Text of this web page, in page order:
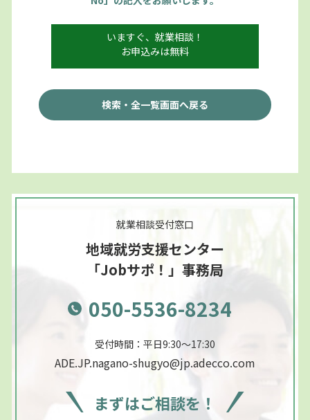
いますぐ、就業相談！
お申込みは無料
検索・全一覧画面へ戻る
就業相談受付窓口
地域就労支援センター
「Jobサポ！」事務局
050-5536-8234
受付時間：平日9:30～17:30
ADE.JP.nagano-shugyo@jp.adecco.com
まずはご相談を！